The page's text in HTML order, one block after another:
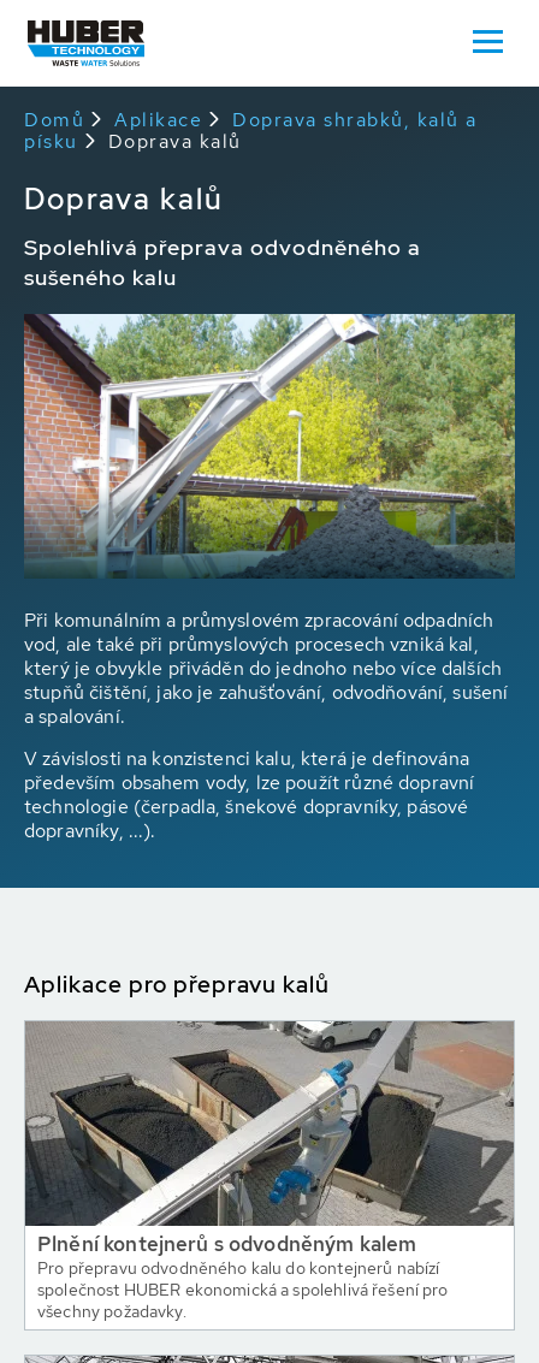
Domů Aplikace
Doprava shrabků, kalů a
písku
Doprava kalů
Doprava kalů
Spolehlivá přeprava odvodněného a
sušeného kalu
Při komunálním a průmyslovém zpracování odpadních
vod, ale také při průmyslových procesech vzniká kal,
který je obvykle přiváděn do jednoho nebo více dalších
stupňů čištění, jako je zahušťování, odvodňování, sušení
a spalování.
V závislosti na konzistenci kalu, která je definována
především obsahem vody, lze použít různé dopravní
technologie (čerpadla, šnekové dopravníky, pásové
dopravníky, ...).
Aplikace pro přepravu kalů
Plnění kontejnerů s odvodněným kalem
Pro přepravu odvodněného kalu do kontejnerů nabízí
společnost HUBER ekonomická a spolehlivá řešení pro
všechny požadavky.